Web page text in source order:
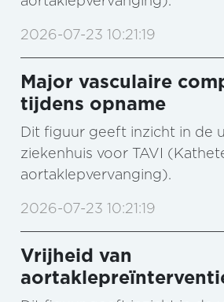
2026-07-23 10:21:19
Major vasculaire
tijdens opname
Dit figuur geeft inzicht in de
ziekenhuis voor TAVI
aortaklepvervanging).
2026-07-23 10:21:19
Vrijheid van